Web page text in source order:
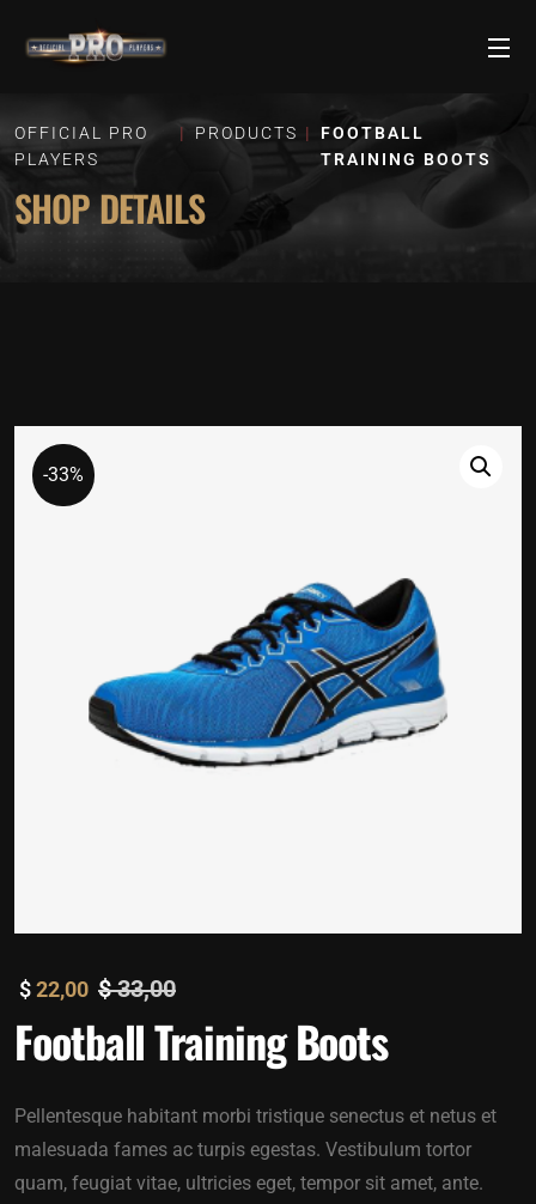
OFFICIAL PRO
PLAYERS
PRODUCTS
FOOTBALL
TRAINING BOOTS
SHOP DETAILS
-33%
$22,00 $33,00
Football Training Boots
Pellentesque habitant morbi tristique senectus et netus et
malesuada fames ac turpis egestas. Vestibulum tortor
quam, feugiat vitae, ultricies eget, tempor sit amet, ante.